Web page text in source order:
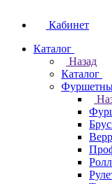
Кабинет
Каталог
Назад
Каталог